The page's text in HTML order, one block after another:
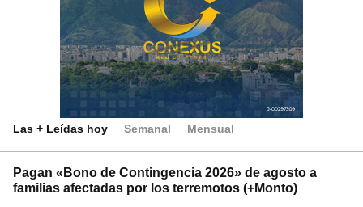
Las + Leídas hoy Semanal Mensual
Pagan «Bono de Contingencia 2026» de agosto a
familias afectadas por los terremotos (+Monto)